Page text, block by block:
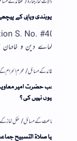
وہابی کے پیچھے نماز
دین و خادمان شرع متین
حضرت امیر معاویہ نے یزید
نہیں کی؟
صلاۃ التسبیح جماعت سے